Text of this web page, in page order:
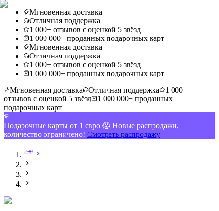
Мгновенная доставка
Отличная поддержка
1 000+ отзывов с оценкой 5 звёзд
1 000 000+ проданных подарочных карт
Мгновенная доставка
Отличная поддержка
1 000+ отзывов с оценкой 5 звёзд
1 000 000+ проданных подарочных карт
Мгновенная доставка
Отличная поддержка
1 000+
отзывов с оценкой 5 звёзд
1 000 000+ проданных
подарочных карт
Подарочные карты от 1 евро 😱 Новые распродажи,
количество ограничено! Смотреть распродажу